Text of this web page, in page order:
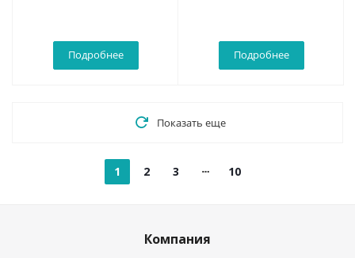
Подробнее Подробнее
Показать еще
1 2 3 10
Компания